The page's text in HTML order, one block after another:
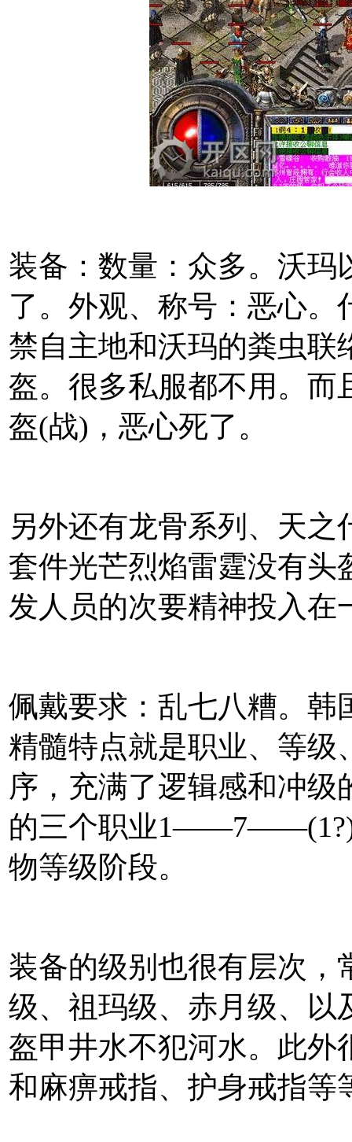
装备：数量：众多。沃玛
了。外观、称号：恶心
禁自主地和沃玛的粪虫联
盔。很多私服都不用。而
盔(战)，恶心死了。
另外还有龙骨系列、天
套件光芒烈焰雷霆没有头
发人员的次要精神投入在
佩戴要求：乱七八糟。韩
精髓特点就是职业、等级
序，充满了逻辑感和冲
的三个职业
物等级阶段。
装备的级别也很有层次，
级、祖玛级、赤月级、以
盔甲井水不犯河水。此外
和麻痹戒指、护身戒指等